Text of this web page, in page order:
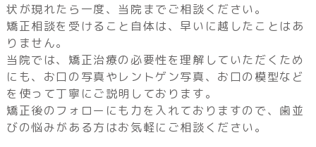
状が現れたら一度、当院までご相談ください。
矯正相談を受けること自体は、早いに越したことはあ
りません。
当院では、矯正治療の必要性を理解していただくため
にも、お口の写真やレントゲン写真、お口の模型など
を使って丁寧にご説明しております。
矯正後のフォローにも力を入れておりますので、歯並
びの悩みがある方はお気軽にご相談ください。